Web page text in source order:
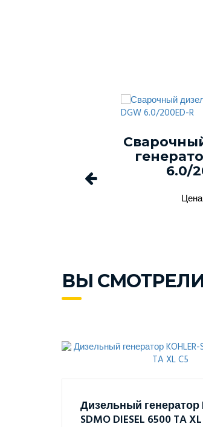
6.0/
ВЫ
Дизельный генератор
SDMO DIESEL 6500 TA